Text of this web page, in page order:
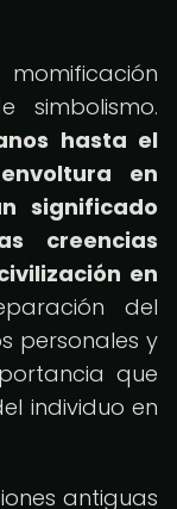
simbolismo.
hasta el
en
significado
creencias
en
del
personales y
que
individuo en
antiguas